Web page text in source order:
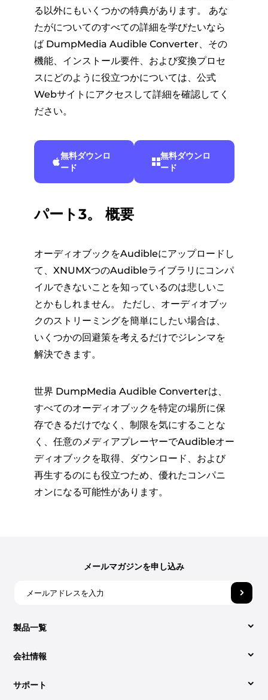
る以外にもいくつかの特典があります。 あな
たがについてのすべての詳細を学びたいなら
ば DumpMedia Audible Converter、その
機能、インストール要件、および変換プロセ
スにどのように役立つかについては、公式
Webサイトにアクセスして詳細を確認してく
ださい。
無料ダウンロ
ード
無料ダウンロ
ード
パート3。 概要
オーディオブックをAudibleにアップロードし
て、XNUMXつのAudibleライブラリにコンパ
イルできないことを知っているのは悲しいこ
とかもしれません。 ただし、オーディオブッ
クのストリーミングを簡単にしたい場合は、
いくつかの回避策を考えるだけでジレンマを
解決できます。
世界 DumpMedia Audible Converterは、
すべてのオーディオブックを特定の場所に保
存できるだけでなく、制限を気にすることな
く、任意のメディアプレーヤーでAudibleオー
ディオブックを取得、ダウンロード、および
再生するのにも役立つため、優れたコンパニ
オンになる可能性があります。
製品一覧
Video Converter
サポート
会社情報
DumpMediaについて
メールマガジンを申し込み